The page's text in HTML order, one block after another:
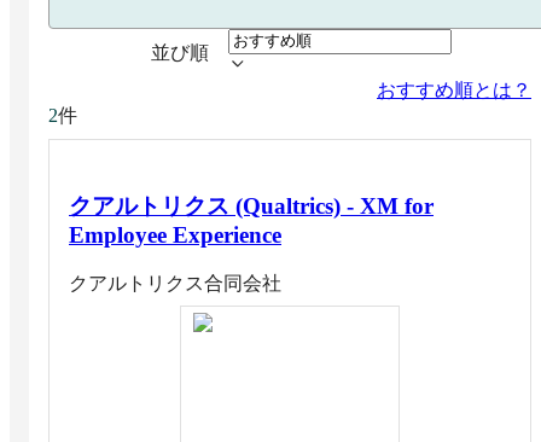
2件
おすすめ順とは？
並び順
クアルトリクス (Qualtrics) - XM for
Employee Experience
クアルトリクス合同会社